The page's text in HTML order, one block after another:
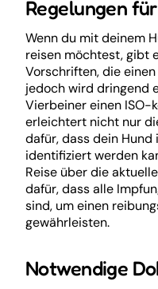
Regelungen
Wenn du mit deinem
reisen möchtest, gibt
Vorschriften, die
jedoch wird dringend
Vierbeiner einen ISO-
erleichtert nicht nur
dafür, dass dein Hund
identifiziert werden
Reise über die
dafür, dass alle
sind, um einen
gewährleisten.
Notwendige